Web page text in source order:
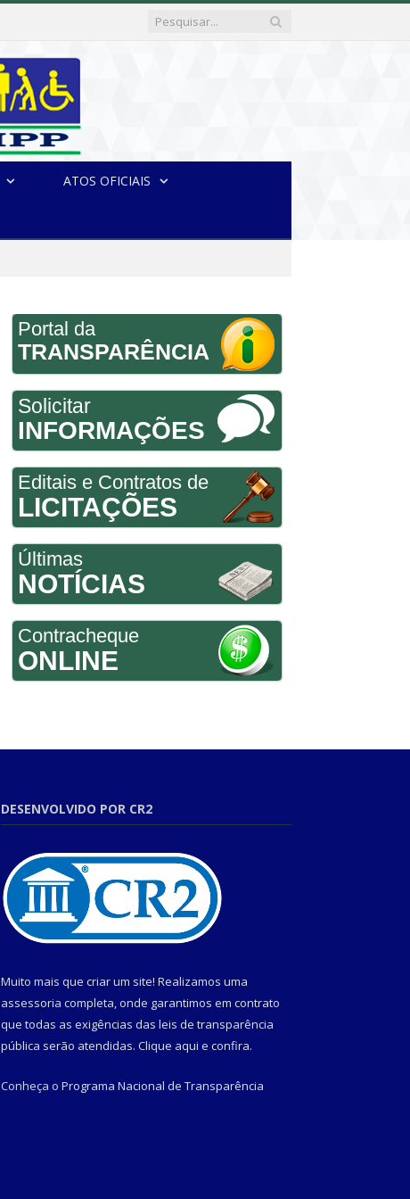
ATOS OFICIAIS
Portal da
TRANSPARÊNCIA
Solicitar
INFORMAÇÕES
Editais e Contratos de
LICITAÇÕES
Últimas
NOTÍCIAS
Contracheque
ONLINE
DESENVOLVIDO POR CR2
Muito mais que criar um site! Realizamos uma
assessoria completa, onde garantimos em contrato
que todas as exigências das leis de transparência
pública serão atendidas. Clique aqui e confira.
Conheça o Programa Nacional de Transparência